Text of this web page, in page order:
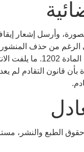
والصورة، وأرسل
من حذف المنشور
قضائية بتهمة
الجديدة بأن قانون
الطبع والنشر،